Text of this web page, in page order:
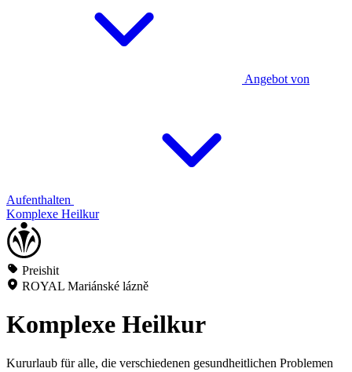
Angebot von
Aufenthalten
Komplexe Heilkur
Preishit
ROYAL Mariánské lázně
Komplexe Heilkur
Kururlaub für alle, die verschiedenen gesundheitlichen Problemen